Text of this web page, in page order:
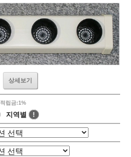
상세보기
적립금:1%
지역별 !